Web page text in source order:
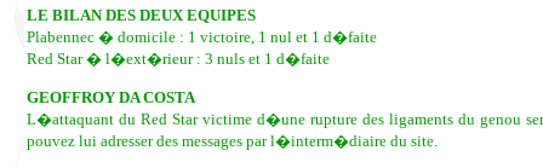
LE BILAN DES DEUX EQUIPES
Plabennec � domicile : 1 victoire, 1 nul et 1 d�faite
Red Star � l�ext�rieur : 3 nuls et 1 d�faite
GEOFFROY DA COSTA
L�attaquant du Red Star victime d�une rupture des ligaments du genou
pouvez lui adresser des messages par l�interm�diaire du site.